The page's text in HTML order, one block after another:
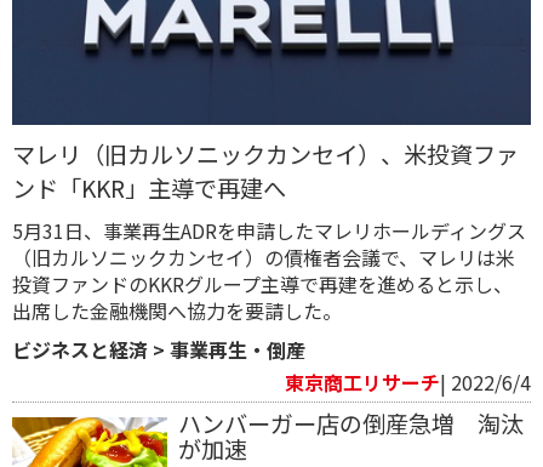
マレリ（旧カルソニックカンセイ）、米投資ファ
ンド「KKR」主導で再建へ
5月31日、事業再生ADRを申請したマレリホールディングス
（旧カルソニックカンセイ）の債権者会議で、マレリは米
投資ファンドのKKRグループ主導で再建を進めると示し、
出席した金融機関へ協力を要請した。
ビジネスと経済 > 事業再生・倒産
東京商工リサーチ| 2022/6/4
ハンバーガー店の倒産急増 淘汰
が加速